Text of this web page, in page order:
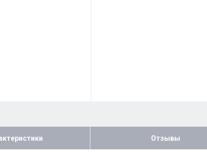
Отзывы